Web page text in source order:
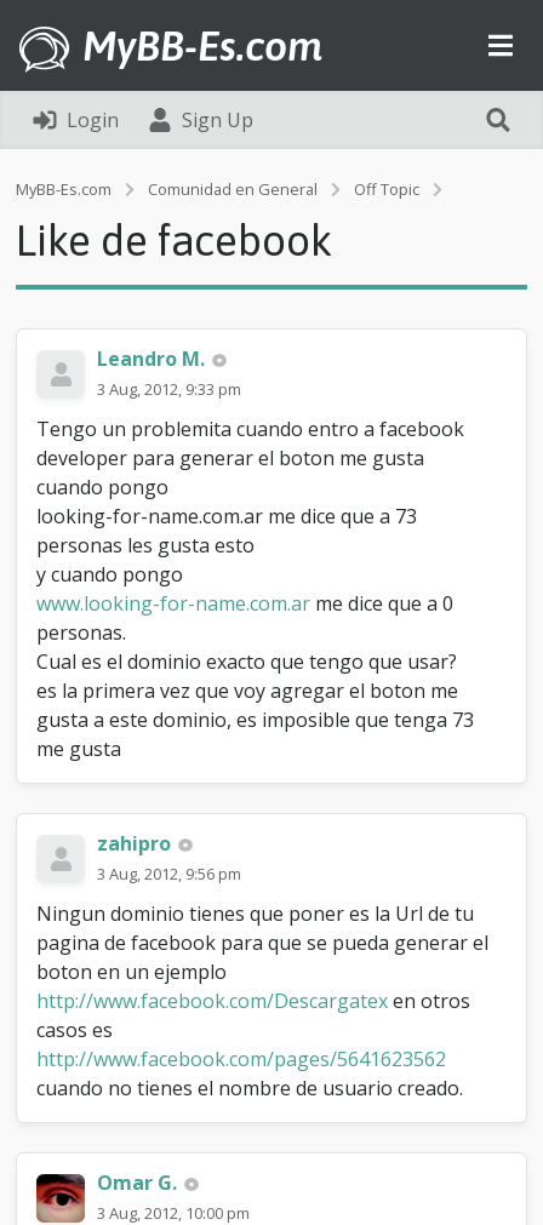
MyBB-Es.com
Login Sign Up
MyBB-Es.com Comunidad en General Off Topic
d
f
b
o
Like de facebook
Leandro M.
3 Aug, 2012, 9:33 pm
Tengo un problemita cuando entro a facebook
developer para generar el boton me gusta
cuando pongo
looking-for-name.com.ar me dice que a 73
personas les gusta esto
y cuando pongo
www.looking-for-name.com.ar me dice que a 0
personas.
Cual es el dominio exacto que tengo que usar?
es la primera vez que voy agregar el boton me
gusta a este dominio, es imposible que tenga 73
me gusta
zahipro
3 Aug, 2012, 9:56 pm
Ningun dominio tienes que poner es la Url de tu
pagina de facebook para que se pueda generar el
boton en un ejemplo
http://www.facebook.com/Descargatexen otros
casos es
http://www.facebook.com/pages/5641623562
cuando no tienes el nombre de usuario creado.
Omar G.
3 Aug, 2012, 10:00 pm